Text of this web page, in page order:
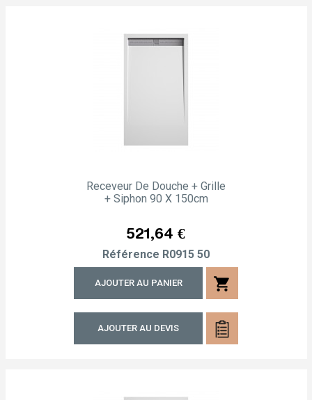
Receveur De Douche + Grille
+ Siphon 90 X 150cm
Prix
521,64 €
Référence R0915 50
AJOUTER AU PANIER shopping_cart
AJOUTER AU DEVIS